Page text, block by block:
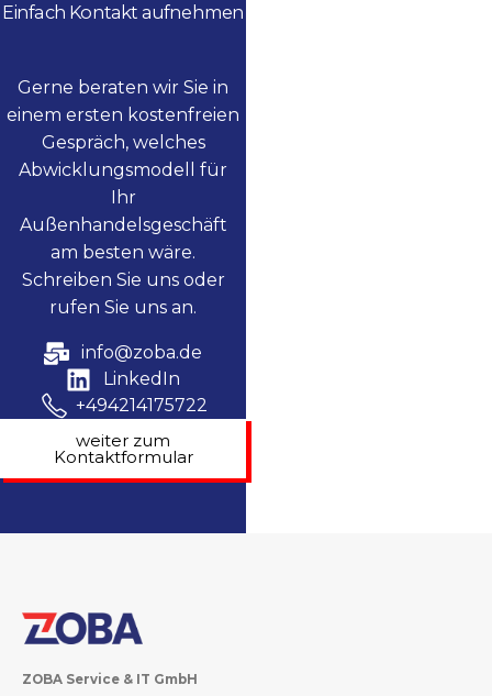
Einfach Kontakt aufnehmen
Gerne beraten wir Sie in
einem ersten kostenfreien
Gespräch, welches
Abwicklungsmodell für
Ihr
Außenhandelsgeschäft
am besten wäre.
Schreiben Sie uns oder
rufen Sie uns an.
info@zoba.de
LinkedIn
+494214175722
weiter zum
Kontaktformular
ZOBA Service & IT GmbH